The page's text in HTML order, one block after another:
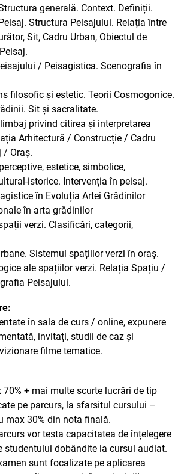
generală. Context. Definiții.
Structura Peisajului. Relația între
Sit, Cadru Urban, Obiectul de
/ Peisagistica. Scenografia în
filosofic și estetic. Teorii Cosmogonice.
Sit și sacralitate.
privind citirea și interpretarea
Arhitectură / Construcție / Cadru
/ Oraș.
estetice, simbolice,
istorice. Intervenția în peisaj.
în Evoluția Artei Grădinilor
în arta grădinilor
verzi. Clasificări, categorii,
Sistemul spațiilor verzi în oraș.
ale spațiilor verzi. Relația Spațiu /
Peisajului.
în sala de curs / online, expunere
invitați, studii de caz și
filme tematice.
70% + mai multe scurte lucrări de tip
pe parcurs, la sfarsitul cursului –
max 30% din nota finală.
vor testa capacitatea de înțelegere
studentului dobândite la cursul audiat.
sunt focalizate pe aplicarea